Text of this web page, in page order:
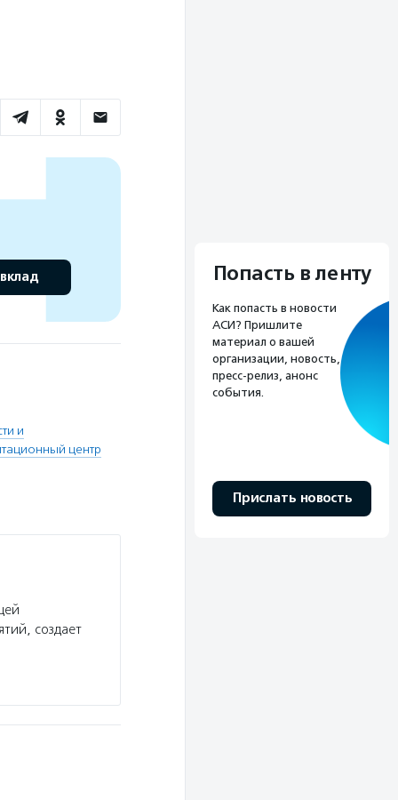
и
центр
создает
Попасть в ленту
Как попасть в новости
АСИ? Пришлите
материал о вашей
организации, новость,
пресс-релиз, анонс
события.
Прислать новость